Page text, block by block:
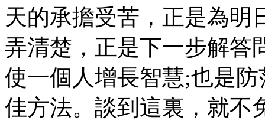
天的承擔受苦，正是為明
弄清楚，正是下一步解
使一個人增長智慧;也是
佳方法。談到這裏，就不